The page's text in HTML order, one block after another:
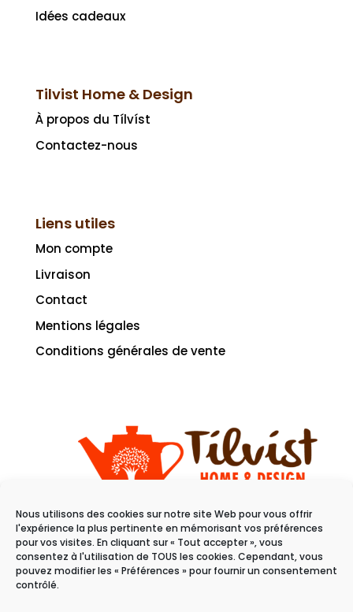
Nous utilisons des cookies sur notre site Web pour vous offrir
l'expérience la plus pertinente en mémorisant vos préférences
pour vos visites. En cliquant sur « Tout accepter », vous
consentez à l'utilisation de TOUS les cookies. Cependant, vous
pouvez modifier les « Préférences » pour fournir un consentement
contrôlé.
Idées cadeaux
Tilvist Home & Design
À propos du Tílvíst
Contactez-nous
Liens utiles
Mon compte
Livraison
Contact
Mentions légales
Conditions générales de vente
11 rue du raisin
68100 Mulhouse
Du mardi au samedi